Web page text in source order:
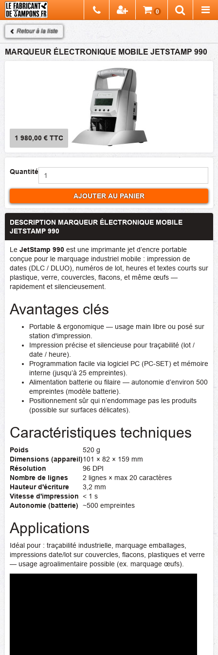
Retour à la liste
MARQUEUR ÉLECTRONIQUE MOBILE JETSTAMP 990
1 980,00 € TTC
Quantité
AJOUTER AU PANIER
DESCRIPTION MARQUEUR ÉLECTRONIQUE MOBILE
JETSTAMP 990
Le JetStamp 990 est une imprimante jet d’encre portable
conçue pour le marquage industriel mobile : impression de
dates (DLC / DLUO), numéros de lot, heures et textes courts sur
plastique, verre, couvercles, flacons, et même œufs —
rapidement et silencieusement.
Avantages clés
Portable & ergonomique — usage main libre ou posé sur
station d'impression.
Impression précise et silencieuse pour traçabilité (lot /
date / heure).
Programmation facile via logiciel PC (PC-SET) et mémoire
interne (jusqu’à 25 empreintes).
Alimentation batterie ou filaire — autonomie d’environ 500
empreintes (modèle batterie).
Positionnement sûr qui n’endommage pas les produits
(possible sur surfaces délicates).
Caractéristiques techniques
Poids
520 g
Dimensions (appareil)101 × 82 × 159 mm
Résolution
96 DPI
Nombre de lignes
2 lignes × max 20 caractères
Hauteur d'écriture
3,2 mm
Vitesse d'impression < 1 s
Autonomie (batterie)
~500 empreintes
Applications
Idéal pour : traçabilité industrielle, marquage emballages,
impressions date/lot sur couvercles, flacons, plastiques et verre
— usage agroalimentaire possible (ex. marquage œufs).
0
Chercher